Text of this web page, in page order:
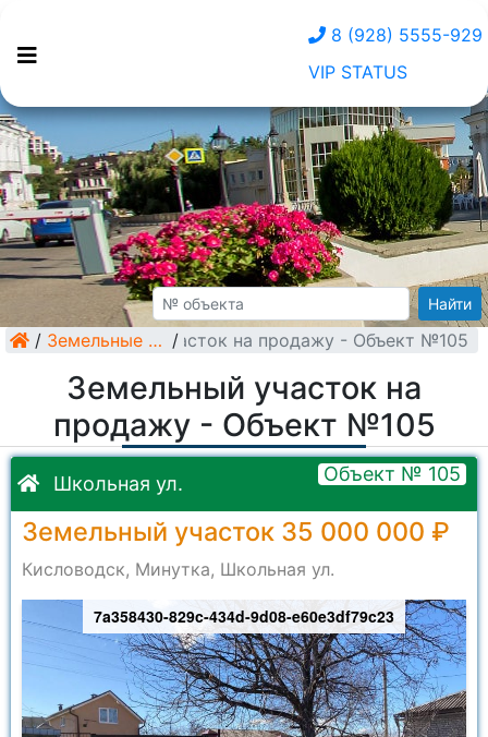
8 (928) 5555-929
VIP STATUS
Найти
/ Земельные участки /
Земельный участок на продажу - Объект №105
Земельный участок на
продажу - Объект №105
Школьная ул. Объект № 105
Земельный участок 35 000 000 ₽
Кисловодск, Минутка, Школьная ул.
7a358430-829c-434d-9d08-e60e3df79c23